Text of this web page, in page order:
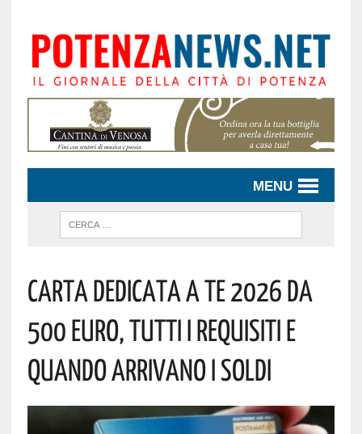
MENU
Carta Dedicata A Te 2026 Da
500 Euro, Tutti I Requisiti E
Quando Arrivano I Soldi